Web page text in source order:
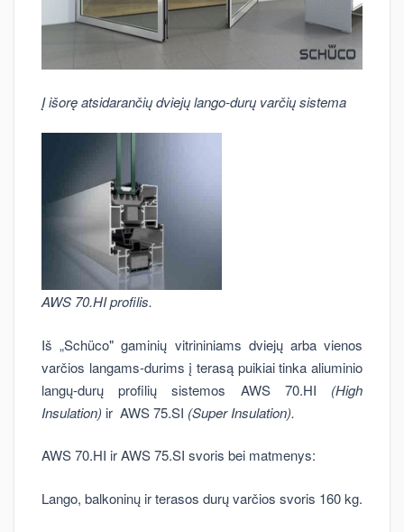
Į išorę atsidarančių dviejų lango-durų varčių sistema
AWS 70.HI profilis.
Iš „Schüco" gaminių vitrininiams dviejų arba vienos
varčios langams-durims į terasą puikiai tinka aliuminio
langų-durų profilių sistemos AWS 70.HI (High
Insulation) ir AWS 75.SI (Super Insulation).
AWS 70.HI ir AWS 75.SI svoris bei matmenys:
Lango, balkoninų ir terasos durų varčios svoris 160 kg.